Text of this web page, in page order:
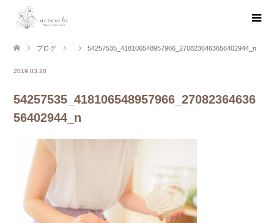
ブログ 54257535_418106548957966_2708236463656402944_n
2019.03.20
54257535_418106548957966_27082364636
56402944_n